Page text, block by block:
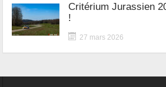
Critérium Jurassien
!
27 mars 2026